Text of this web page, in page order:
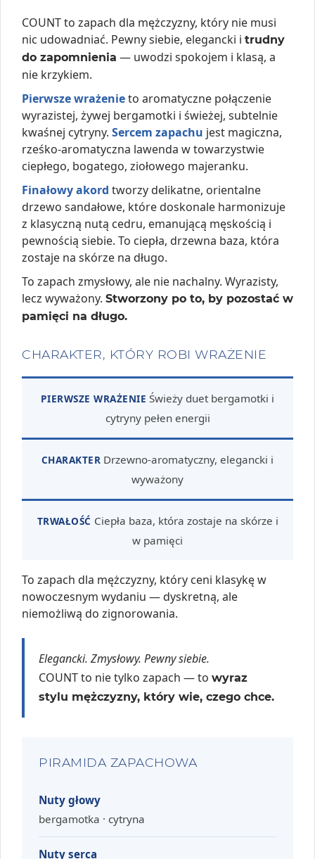
COUNT to zapach dla mężczyzny, który nie musi
nic udowadniać. Pewny siebie, elegancki i trudny
do zapomnienia — uwodzi spokojem i klasą, a
nie krzykiem.
Pierwsze wrażenieto aromatyczne połączenie
wyrazistej, żywej bergamotki i świeżej, subtelnie
kwaśnej cytryny. Sercem zapachu jest magiczna,
rześko-aromatyczna lawenda w towarzystwie
ciepłego, bogatego, ziołowego majeranku.
Finałowy akord tworzy delikatne, orientalne
drzewo sandałowe, które doskonale harmonizuje
z klasyczną nutą cedru, emanującą męskością i
pewnością siebie. To ciepła, drzewna baza, która
zostaje na skórze na długo.
To zapach zmysłowy, ale nie nachalny. Wyrazisty,
lecz wyważony. Stworzony po to, by pozostać w
pamięci na długo.
CHARAKTER, KTÓRY ROBI WRAŻENIE
PIERWSZE WRAŻENIE Świeży duet bergamotki i
cytryny pełen energii
CHARAKTER Drzewno-aromatyczny, elegancki i
wyważony
TRWAŁOŚĆ Ciepła baza, która zostaje na skórze i
w pamięci
To zapach dla mężczyzny, który ceni klasykę w
nowoczesnym wydaniu — dyskretną, ale
niemożliwą do zignorowania.
Elegancki. Zmysłowy. Pewny siebie.
COUNT to nie tylko zapach — to wyraz
stylu mężczyzny, który wie, czego chce.
PIRAMIDA ZAPACHOWA
Nuty głowy
bergamotka · cytryna
Nuty serca